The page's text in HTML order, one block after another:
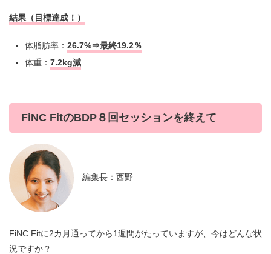
結果（目標達成！）
体脂肪率： 26.7%⇒最終19.2％
体重： 7.2kg減
FiNC FitのBDP８回セッションを終えて
編集長：西野
FiNC Fitに2カ月通ってから1週間がたっていますが、今はどんな状
況ですか？